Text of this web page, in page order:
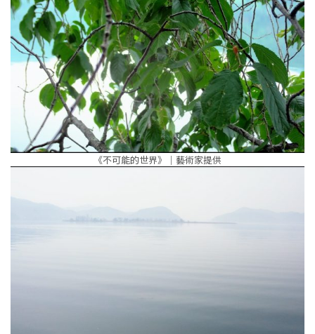
《不可能的世界》｜藝術家提供